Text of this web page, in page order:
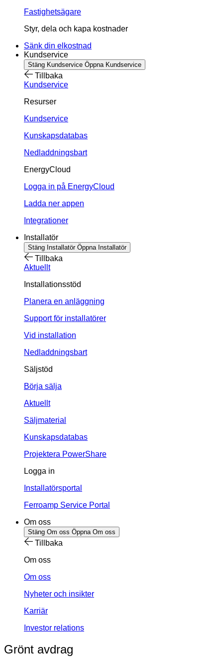
Fastighetsägare
Styr, dela och kapa kostnader
Sänk din elkostnad
Kundservice
Stäng Kundservice Öppna Kundservice
Tillbaka
Kundservice
Resurser
Kundservice
Kunskapsdatabas
Nedladdningsbart
EnergyCloud
Logga in på EnergyCloud
Ladda ner appen
Integrationer
Installatör
Stäng Installatör Öppna Installatör
Tillbaka
Aktuellt
Installationsstöd
Planera en anläggning
Support för installatörer
Vid installation
Nedladdningsbart
Säljstöd
Börja sälja
Aktuellt
Säljmaterial
Kunskapsdatabas
Projektera PowerShare
Logga in
Installatörsportal
Ferroamp Service Portal
Om oss
Stäng Om oss Öppna Om oss
Tillbaka
Om oss
Om oss
Nyheter och insikter
Karriär
Investor relations
Grönt avdrag